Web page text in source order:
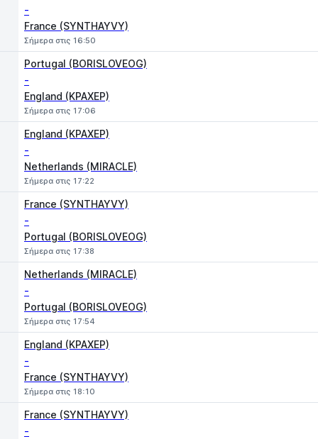
-
France (SYNTHAYVY)
Σήμερα στις 16:50
Portugal (BORISLOVEOG)
-
England (KPAXEP)
Σήμερα στις 17:06
England (KPAXEP)
-
Netherlands (MIRACLE)
Σήμερα στις 17:22
France (SYNTHAYVY)
-
Portugal (BORISLOVEOG)
Σήμερα στις 17:38
Netherlands (MIRACLE)
-
Portugal (BORISLOVEOG)
Σήμερα στις 17:54
England (KPAXEP)
-
France (SYNTHAYVY)
Σήμερα στις 18:10
France (SYNTHAYVY)
-